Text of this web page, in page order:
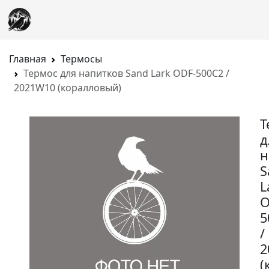
Главная
Термосы
Термос для напитков Sand Lark ODF-500C2 /
2021W10 (коралловый)
/